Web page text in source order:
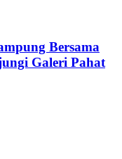
Bersama
Galeri Pahat